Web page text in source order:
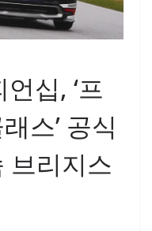
십, ‘프
스’ 공식
브리지스